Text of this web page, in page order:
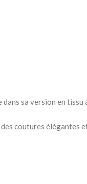
sa version en tissu
coutures élégantes